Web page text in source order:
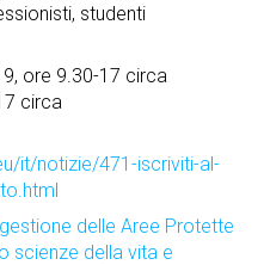
studenti
ore 9.30-17 circa
circa
it/notizie/471-iscriviti-al-
delle Aree Protette
scienze della vita e